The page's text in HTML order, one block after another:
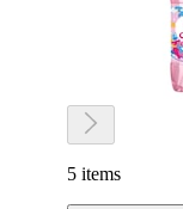
5 items